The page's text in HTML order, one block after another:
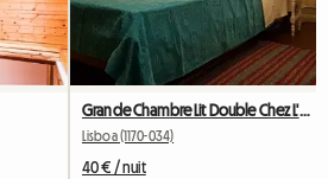
Grande Chambre Lit Double Chez L'habitant - Graça
Lisboa (1170-034)
40 € / nuit